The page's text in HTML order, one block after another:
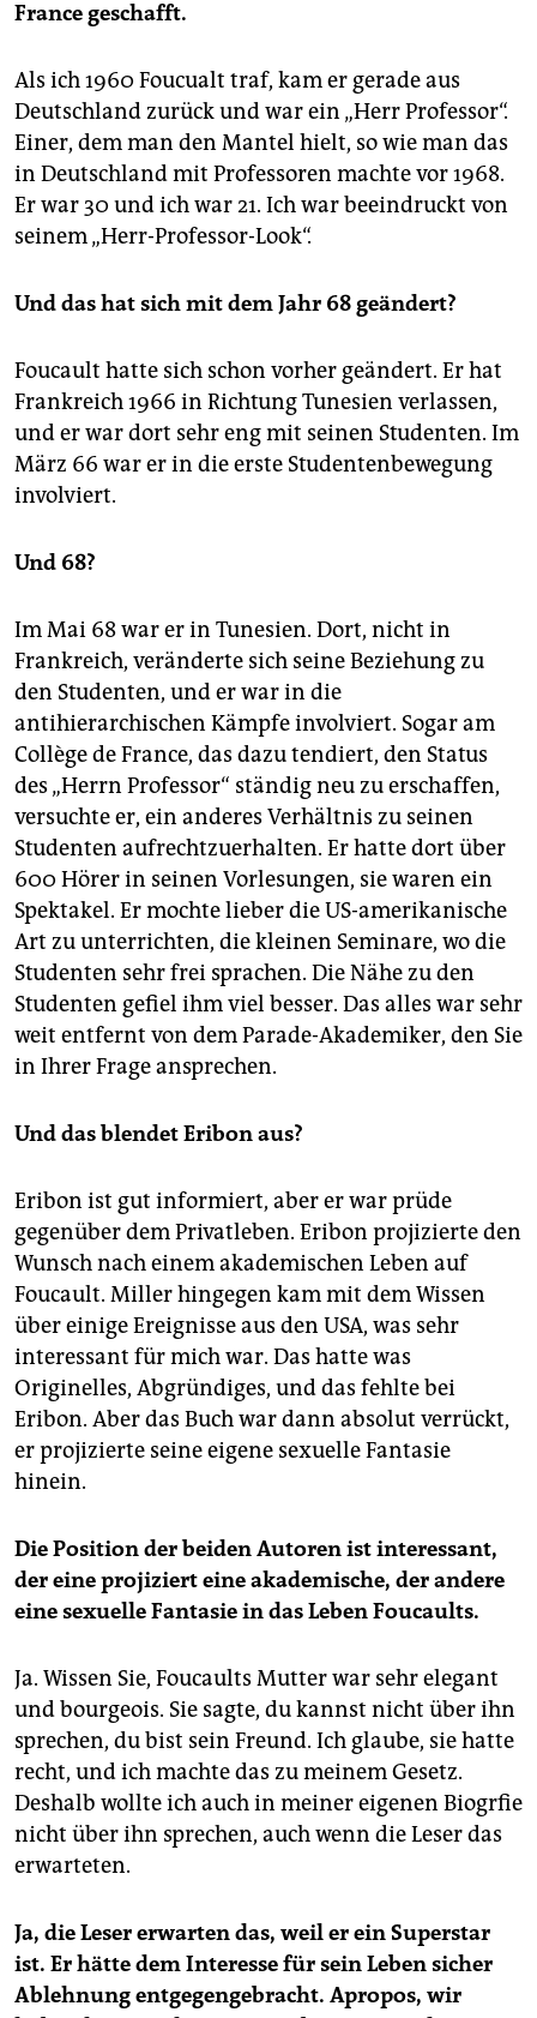
France geschafft.
Als ich 1960 Foucualt traf, kam er gerade aus
Deutschland zurück und war ein „Herr Professor“.
Einer, dem man den Mantel hielt, so wie man das
in Deutschland mit Professoren machte vor 1968.
Er war 30 und ich war 21. Ich war beeindruckt von
seinem „Herr-Professor-Look“.
Und das hat sich mit dem Jahr 68 geändert?
Foucault hatte sich schon vorher geändert. Er hat
Frankreich 1966 in Richtung Tunesien verlassen,
und er war dort sehr eng mit seinen Studenten. Im
März 66 war er in die erste Studentenbewegung
involviert.
Und 68?
Im Mai 68 war er in Tunesien. Dort, nicht in
Frankreich, veränderte sich seine Beziehung zu
den Studenten, und er war in die
antihierarchischen Kämpfe involviert. Sogar am
Collège de France, das dazu tendiert, den Status
des „Herrn Professor“ ständig neu zu erschaffen,
versuchte er, ein anderes Verhältnis zu seinen
Studenten aufrechtzuerhalten. Er hatte dort über
600 Hörer in seinen Vorlesungen, sie waren ein
Spektakel. Er mochte lieber die US-amerikanische
Art zu unterrichten, die kleinen Seminare, wo die
Studenten sehr frei sprachen. Die Nähe zu den
Studenten gefiel ihm viel besser. Das alles war sehr
weit entfernt von dem Parade-Akademiker, den Sie
in Ihrer Frage ansprechen.
Und das blendet Eribon aus?
Eribon ist gut informiert, aber er war prüde
gegenüber dem Privatleben. Eribon projizierte den
Wunsch nach einem akademischen Leben auf
Foucault. Miller hingegen kam mit dem Wissen
über einige Ereignisse aus den USA, was sehr
interessant für mich war. Das hatte was
Originelles, Abgründiges, und das fehlte bei
Eribon. Aber das Buch war dann absolut verrückt,
er projizierte seine eigene sexuelle Fantasie
hinein.
Die Position der beiden Autoren ist interessant,
der eine projiziert eine akademische, der andere
eine sexuelle Fantasie in das Leben Foucaults.
Ja. Wissen Sie, Foucaults Mutter war sehr elegant
und bourgeois. Sie sagte, du kannst nicht über ihn
sprechen, du bist sein Freund. Ich glaube, sie hatte
recht, und ich machte das zu meinem Gesetz.
Deshalb wollte ich auch in meiner eigenen Biogrfie
nicht über ihn sprechen, auch wenn die Leser das
erwarteten.
Ja, die Leser erwarten das, weil er ein Superstar
ist. Er hätte dem Interesse für sein Leben sicher
Ablehnung entgegengebracht. Apropos, wir